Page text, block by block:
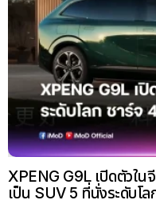
XPENG G9L เปิดตัวใน
เป็น SUV 5 ที่นั่งระดับโ